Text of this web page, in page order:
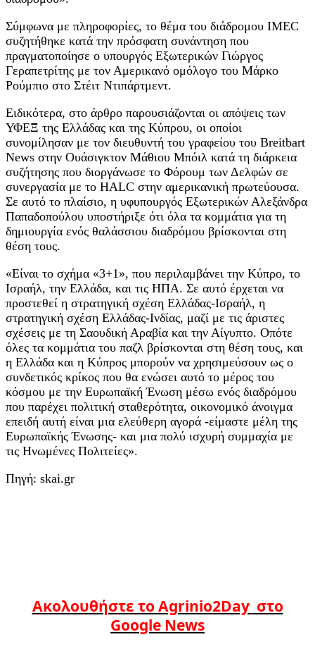
Σύμφωνα με πληροφορίες, το θέμα του διάδρομου IMEC
συζητήθηκε κατά την πρόσφατη συνάντηση που
πραγματοποίησε ο υπουργός Εξωτερικών Γιώργος
Γεραπετρίτης με τον Αμερικανό ομόλογο του Μάρκο
Ρούμπιο στο Στέιτ Ντιπάρτμεντ.
Ειδικότερα, στο άρθρο παρουσιάζονται οι απόψεις των
ΥΦΕΞ της Ελλάδας και της Κύπρου, οι οποίοι
συνομίλησαν με τον διευθυντή του γραφείου του Breitbart
News στην Ουάσιγκτον Μάθιου Μπόιλ κατά τη διάρκεια
συζήτησης που διοργάνωσε το Φόρουμ των Δελφών σε
συνεργασία με το HALC στην αμερικανική πρωτεύουσα.
Σε αυτό το πλαίσιο, η υφυπουργός Εξωτερικών Αλεξάνδρα
Παπαδοπούλου υποστήριξε ότι όλα τα κομμάτια για τη
δημιουργία ενός θαλάσσιου διαδρόμου βρίσκονται στη
θέση τους.
«Είναι το σχήμα «3+1», που περιλαμβάνει την Κύπρο, το
Ισραήλ, την Ελλάδα, και τις ΗΠΑ. Σε αυτό έρχεται να
προστεθεί η στρατηγική σχέση Ελλάδας-Ισραήλ, η
στρατηγική σχέση Ελλάδας-Ινδίας, μαζί με τις άριστες
σχέσεις με τη Σαουδική Αραβία και την Αίγυπτο. Οπότε
όλες τα κομμάτια του παζλ βρίσκονται στη θέση τους, και
η Ελλάδα και η Κύπρος μπορούν να χρησιμεύσουν ως ο
συνδετικός κρίκος που θα ενώσει αυτό το μέρος του
κόσμου με την Ευρωπαϊκή Ένωση μέσω ενός διαδρόμου
που παρέχει πολιτική σταθερότητα, οικονομικό άνοιγμα
επειδή αυτή είναι μια ελεύθερη αγορά -είμαστε μέλη της
Ευρωπαϊκής Ένωσης- και μια πολύ ισχυρή συμμαχία με
τις Ηνωμένες Πολιτείες».
Πηγή: skai.gr
Ακολουθήστε το Agrinio2Day στο
Google News